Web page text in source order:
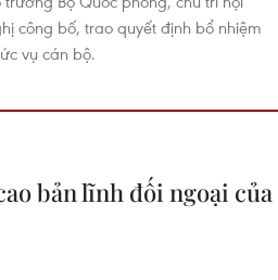
công bố, trao quyết định bổ nhiệm
vụ cán bộ.
bản lĩnh đối ngoại của